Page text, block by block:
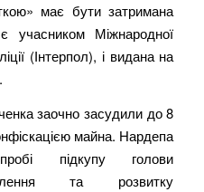
має бути затримана
учасником Міжнародної
(Інтерпол), і видана на
заочно засудили до 8
майна. Нардепа
підкупу голови
та розвитку